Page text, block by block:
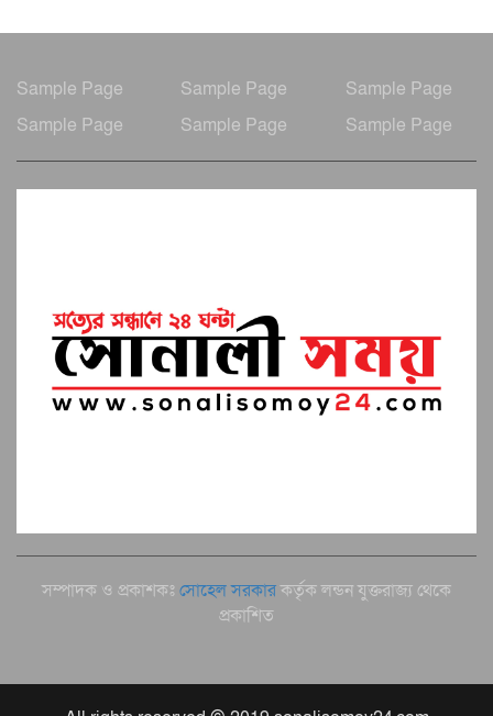
Sample Page Sample Page
Sample Page
Sample Page
Sample Page Sample Page
সম্পাদক ও প্রকাশকঃ সোহেল সরকারকর্তৃক লন্ডন যুক্তরাজ্য থেকে
প্রকাশিত